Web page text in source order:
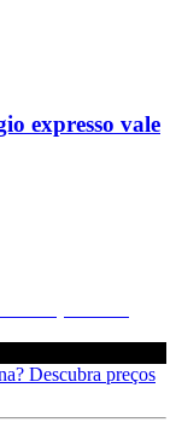
expresso vale
Descubra preços